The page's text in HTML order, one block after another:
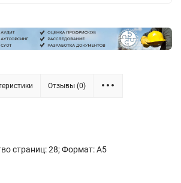
Отзывы (0)
страниц: 28; Формат: А5